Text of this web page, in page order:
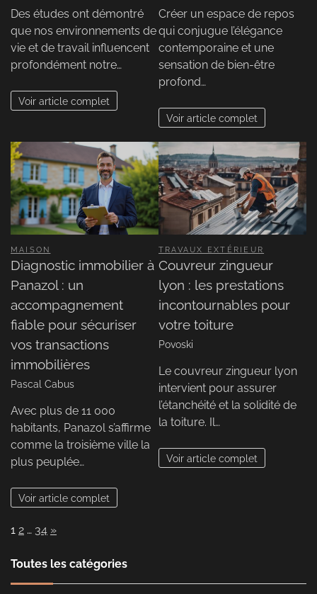
Des études ont démontré
que nos environnements de
vie et de travail influencent
profondément notre…
Voir article complet
Créer un espace de repos
qui conjugue l’élégance
contemporaine et une
sensation de bien-être
profond…
Voir article complet
MAISON
Diagnostic immobilier à
Panazol : un
accompagnement
fiable pour sécuriser
vos transactions
immobilières
Pascal Cabus
Avec plus de 11 000
habitants, Panazol s’affirme
comme la troisième ville la
plus peuplée…
Voir article complet
TRAVAUX EXTÉRIEUR
Couvreur zingueur
lyon : les prestations
incontournables pour
votre toiture
Povoski
Le couvreur zingueur lyon
intervient pour assurer
l’étanchéité et la solidité de
la toiture. Il…
Voir article complet
Page:
1 2 … 34 Next
»
Toutes les catégories